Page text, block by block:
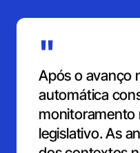
"
Após o avanço
automática
monitoramento
legislativo. As